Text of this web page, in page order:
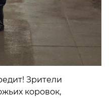
Зрители
коровок,